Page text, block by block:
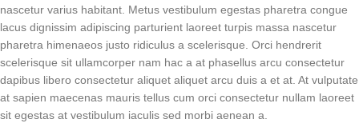
nascetur varius habitant. Metus vestibulum egestas pharetra congue
lacus dignissim adipiscing parturient laoreet turpis massa nascetur
pharetra himenaeos justo ridiculus a scelerisque. Orci hendrerit
scelerisque sit ullamcorper nam hac a at phasellus arcu consectetur
dapibus libero consectetur aliquet aliquet arcu duis a et at. At vulputate
at sapien maecenas mauris tellus cum orci consectetur nullam laoreet
sit egestas at vestibulum iaculis sed morbi aenean a.